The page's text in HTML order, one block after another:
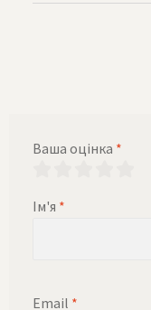
Ваша оцінка *
Ім'я *
Email *